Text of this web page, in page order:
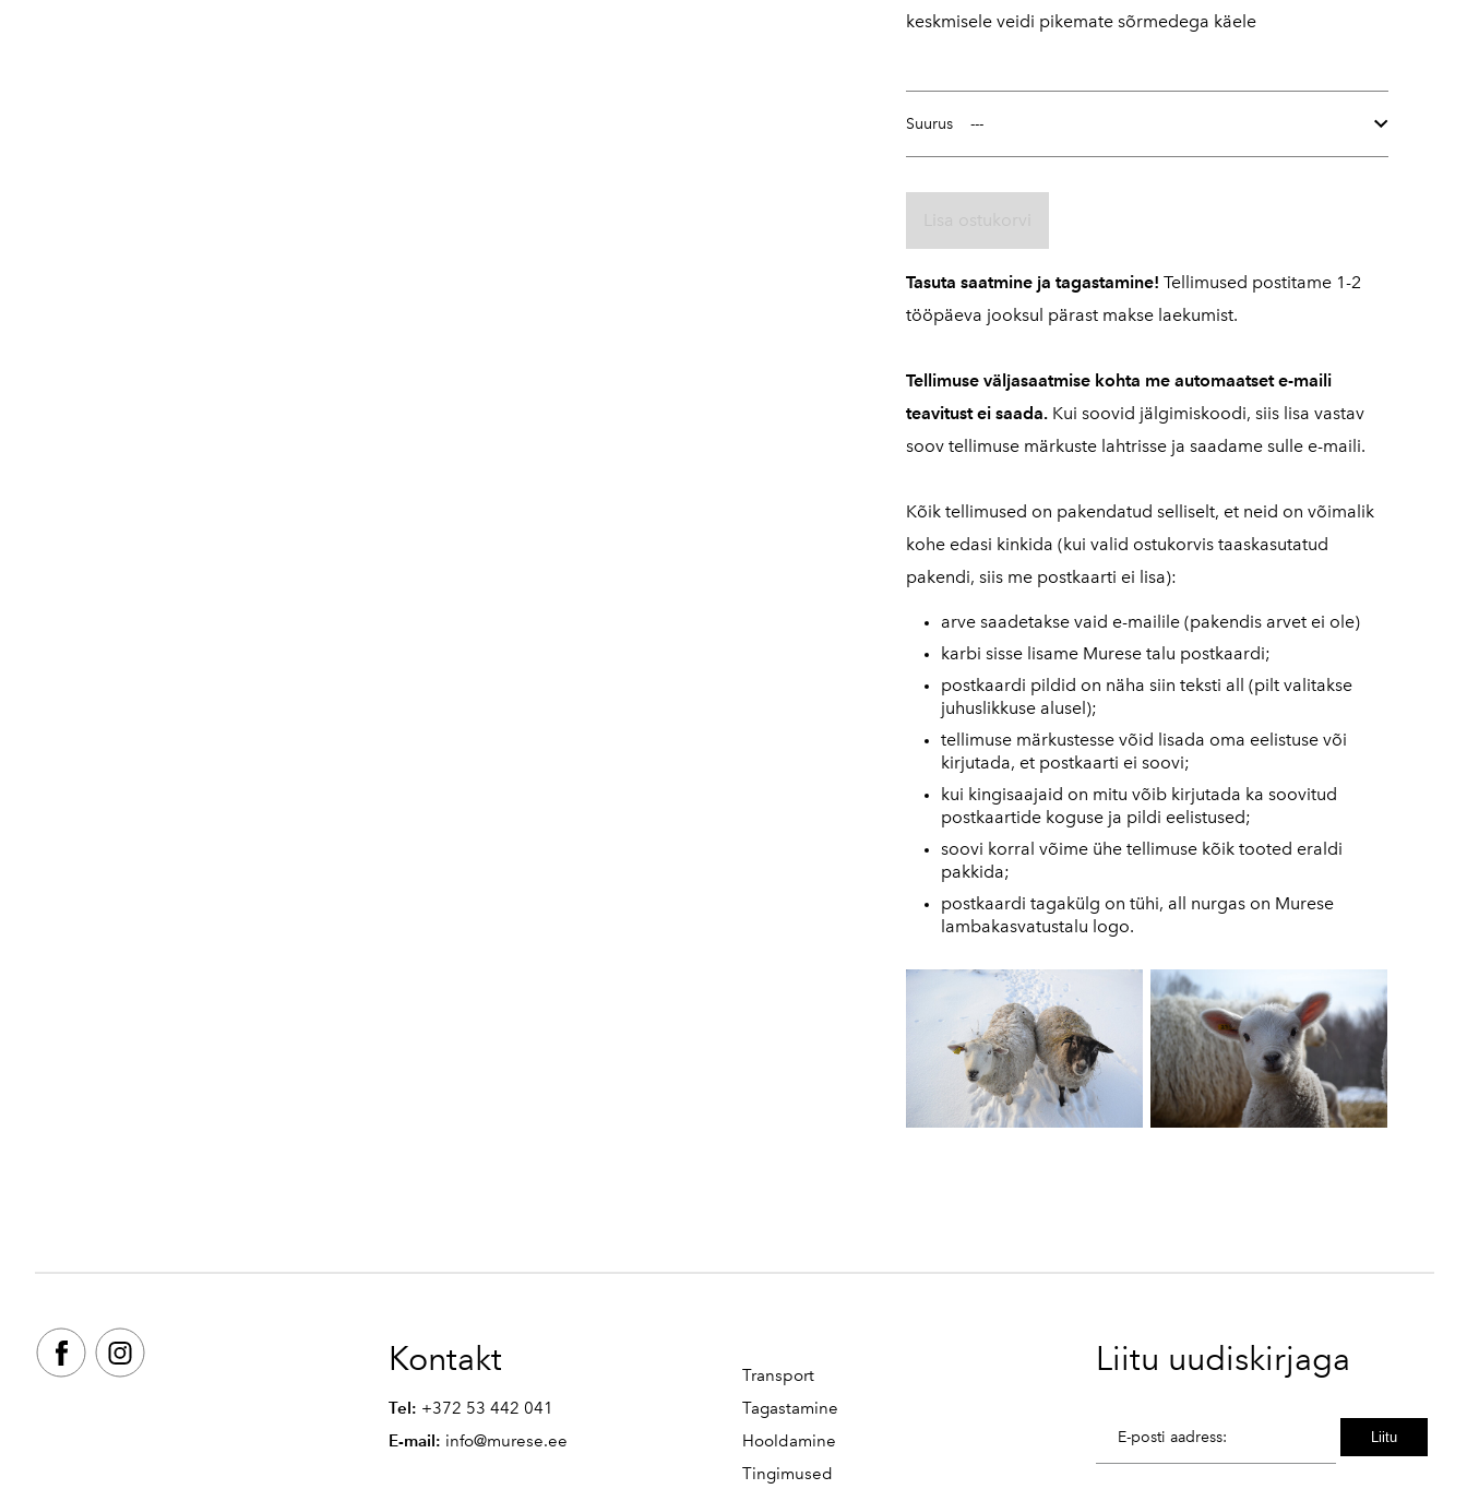
keskmisele veidi pikemate sõrmedega käele
Suurus
Tasuta saatmine ja tagastamine!Tellimused postitame 1-2
tööpäeva jooksul pärast makse laekumist.
Tellimuse väljasaatmise kohta me automaatset e-maili
teavitust ei saada. Kui soovid jälgimiskoodi, siis lisa vastav
soov tellimuse märkuste lahtrisse ja saadame sulle e-maili.
Kõik tellimused on pakendatud selliselt, et neid on võimalik
kohe edasi kinkida (kui valid ostukorvis taaskasutatud
pakendi, siis me postkaarti ei lisa):
arve saadetakse vaid e-mailile (pakendis arvet ei ole)
karbi sisse lisame Murese talu postkaardi;
postkaardi pildid on näha siin teksti all (pilt valitakse
juhuslikkuse alusel);
tellimuse märkustesse võid lisada oma eelistuse või
kirjutada, et postkaarti ei soovi;
kui kingisaajaid on mitu võib kirjutada ka soovitud
postkaartide koguse ja pildi eelistused;
soovi korral võime ühe tellimuse kõik tooted eraldi
pakkida;
postkaardi tagakülg on tühi, all nurgas on Murese
lambakasvatustalu logo.
Kontakt
Tel: +372 53 442 041
E-mail: info@murese.ee
Transport
Tagastamine
Hooldamine
Tingimused
Liitu uudiskirjaga